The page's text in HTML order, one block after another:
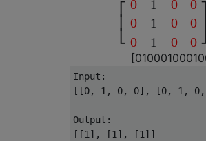
0
0
0
1
1
1
0
0
0
0
0
0
[01000100010
Input:
[[0, 1, 0, 0], [0, 1,
Output: